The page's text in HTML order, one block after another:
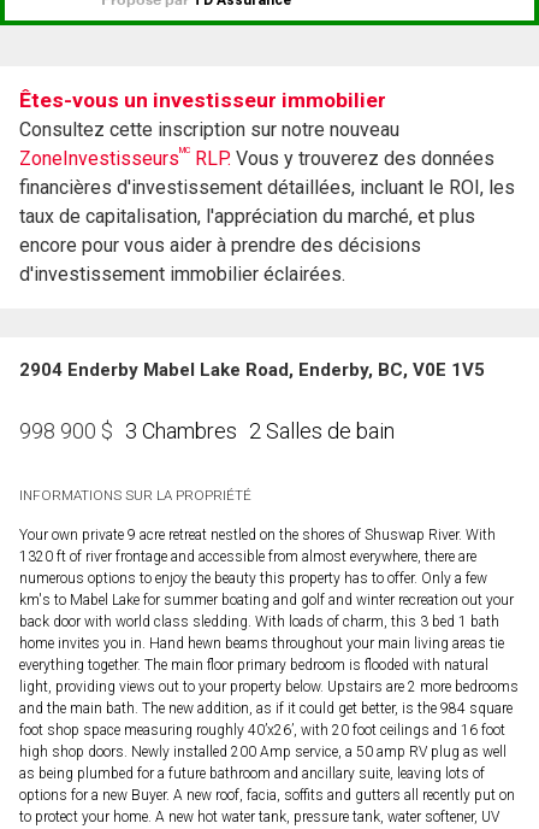
Êtes-vous un investisseur immobilier
Consultez cette inscription sur notre nouveau
ZoneInvestisseursMC RLP. Vous y trouverez des données
financières d'investissement détaillées, incluant le ROI, les
taux de capitalisation, l'appréciation du marché, et plus
encore pour vous aider à prendre des décisions
d'investissement immobilier éclairées.
2904 Enderby Mabel Lake Road, Enderby, BC, V0E 1V5
998 900 $ 3 Chambres 2 Salles de bain
INFORMATIONS SUR LA PROPRIÉTÉ
Your own private 9 acre retreat nestled on the shores of Shuswap River. With
1320 ft of river frontage and accessible from almost everywhere, there are
numerous options to enjoy the beauty this property has to offer. Only a few
km's to Mabel Lake for summer boating and golf and winter recreation out your
back door with world class sledding. With loads of charm, this 3 bed 1 bath
home invites you in. Hand hewn beams throughout your main living areas tie
everything together. The main floor primary bedroom is flooded with natural
light, providing views out to your property below. Upstairs are 2 more bedrooms
and the main bath. The new addition, as if it could get better, is the 984 square
foot shop space measuring roughly 40’x26’, with 20 foot ceilings and 16 foot
high shop doors. Newly installed 200 Amp service, a 50 amp RV plug as well
as being plumbed for a future bathroom and ancillary suite, leaving lots of
options for a new Buyer. A new roof, facia, soffits and gutters all recently put on
to protect your home. A new hot water tank, pressure tank, water softener, UV